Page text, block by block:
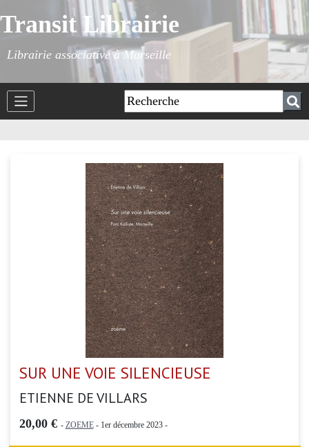
Transit Librairie
Librairie associative à Marseille
SUR UNE VOIE SILENCIEUSE
ETIENNE DE VILLARS
20,00 € - ZOEME- 1er décembre 2023 -